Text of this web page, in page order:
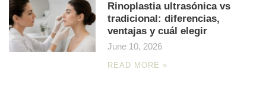
Rinoplastia ultrasónica vs
tradicional: diferencias,
ventajas y cuál elegir
June 10, 2026
READ MORE »